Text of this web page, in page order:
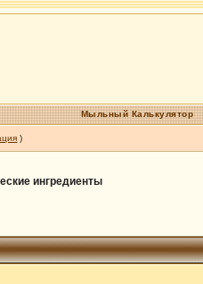
Мыльный Калькулятор
)
ингредиенты